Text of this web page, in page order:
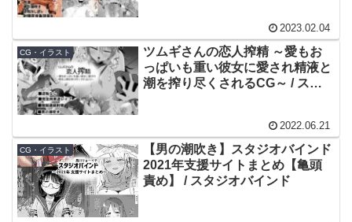
2023.02.04
CG・イラスト
ツムギさんの恋人搾精 ～愛もお
っぱいも重い彼女に愛され精液と
潮を搾り尽くされるCG～ / スタ
2022.06.21
CG・イラスト
【男の潮吹き】スタジオバインド
2021年支援サイトまとめ【亀頭
責め】 / スタジオバインド